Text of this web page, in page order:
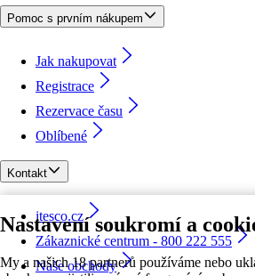
Nastavení soukromí a
My a našich 18 partnerů používáme nebo
Pomoc s prvním nákupem
Jak nakupovat
Registrace
Rezervace času
Oblíbené
Kontakt
itesco.cz
Zákaznické centrum - 800 222 555
Naše obchody